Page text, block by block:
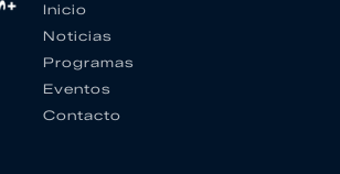
Inicio
Noticias
Programas
Eventos
Contacto